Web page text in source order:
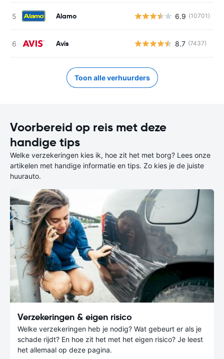
Alamo 6.9 (10701)
Avis 8.7 (7437)
Toon alle verhuurders
Voorbereid op reis met deze
handige tips
Welke verzekeringen kies ik, hoe zit het met borg? Lees onze
artikelen met handige informatie en tips. Zo kies je de juiste
huurauto.
Verzekeringen & eigen risico
Welke verzekeringen heb je nodig? Wat gebeurt er als je
schade rijdt? En hoe zit het met het eigen risico? Je leest
het allemaal op deze pagina.